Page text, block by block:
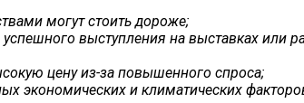
могут стоить дороже;
выступления на выставках или
цену из-за повышенного спроса;
экономических и климатических